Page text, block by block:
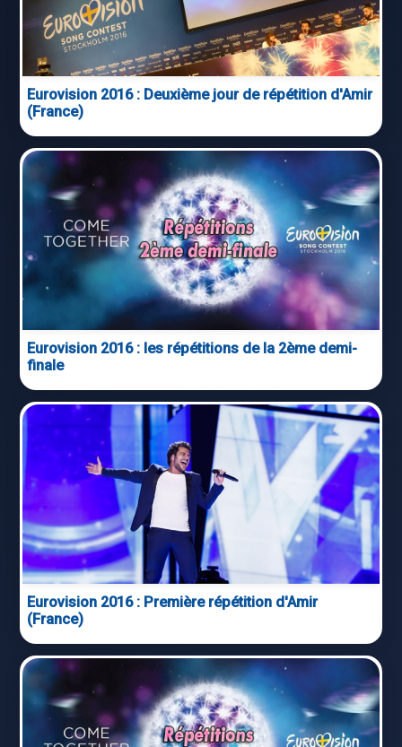
Eurovision 2016 : Deuxième jour de répétition d'Amir
(France)
Eurovision 2016 : les répétitions de la 2ème demi-
finale
Eurovision 2016 : Première répétition d'Amir
(France)